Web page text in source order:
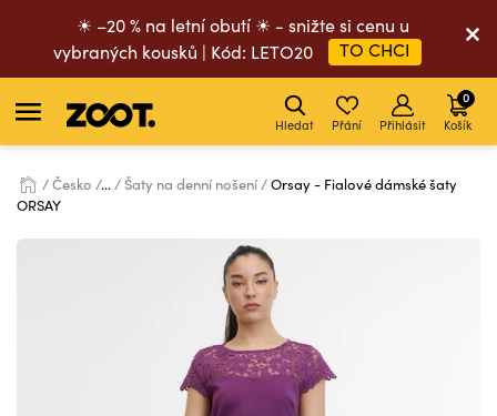
☀ –20 % na letní obutí ☀ - snižte si cenu u
vybraných kousků | Kód: LETO20
TO CHCI
Hledat Přání Přihlásit Košík
0
Česko ... Šaty na denní nošení
Orsay - Fialové dámské šaty
ORSAY